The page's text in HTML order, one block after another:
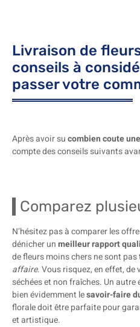
Livraison de
conseils à
passer votre
Après avoir sucombien coute
compte des conseils suivants
Comparez
N’hésitez pas à comparer les
dénicher unmeilleur rapport
de fleurs moins chers ne sont
affaire. Vous risquez, en effet,
séchées et non fraîches. Un autre
bien évidemment lesavoir-faire
florale doit être parfaite pour
et artistique.